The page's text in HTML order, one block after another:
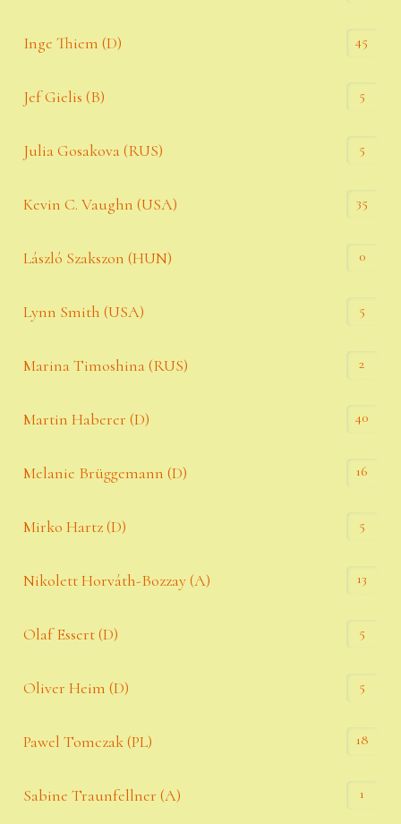
Inge Thiem (D) 45
Jef Gielis (B) 5
Julia Gosakova (RUS) 5
Kevin C. Vaughn (USA) 35
László Szakszon (HUN) 0
Lynn Smith (USA) 5
Marina Timoshina (RUS) 2
Martin Haberer (D) 40
Melanie Brüggemann (D) 16
Mirko Hartz (D) 5
Nikolett Horváth-Bozzay (A) 13
Olaf Essert (D) 5
Oliver Heim (D) 5
Pawel Tomczak (PL) 18
Sabine Traunfellner (A) 1